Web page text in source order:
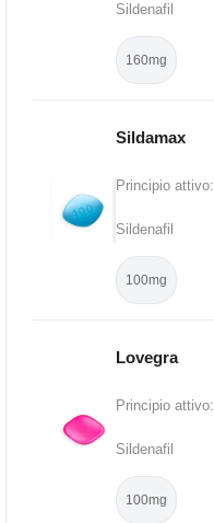
Sildenafil
160mg
Sildamax
Principio attivo:
Sildenafil
100mg
Lovegra
Principio attivo:
Sildenafil
100mg